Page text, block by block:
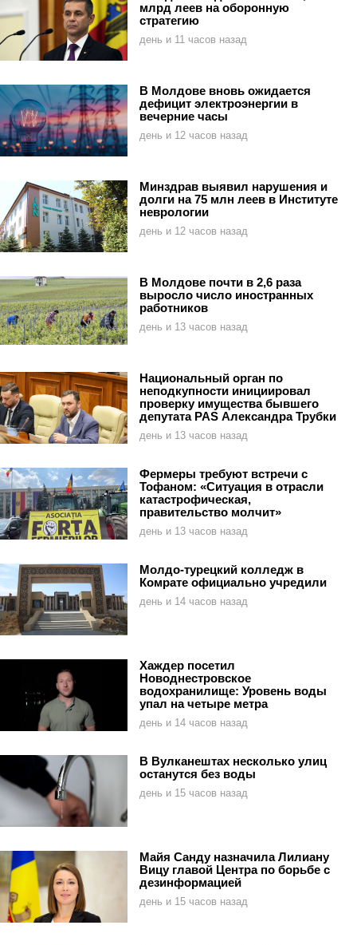
млрд леев на оборонную
стратегию
день и 11 часов назад
В Молдове вновь ожидается
дефицит электроэнергии в
вечерние часы
день и 12 часов назад
Минздрав выявил нарушения и
долги на 75 млн леев в Институте
неврологии
день и 12 часов назад
В Молдове почти в 2,6 раза
выросло число иностранных
работников
день и 13 часов назад
Национальный орган по
неподкупности инициировал
проверку имущества бывшего
депутата PAS Александра Трубки
день и 13 часов назад
Фермеры требуют встречи с
Тофаном: «Ситуация в отрасли
катастрофическая,
правительство молчит»
день и 13 часов назад
Молдо-турецкий колледж в
Комрате официально учредили
день и 14 часов назад
Хаждер посетил
Новоднестровское
водохранилище: Уровень воды
упал на четыре метра
день и 14 часов назад
В Вулканештах несколько улиц
останутся без воды
день и 15 часов назад
Майя Санду назначила Лилиану
Вицу главой Центра по борьбе с
дезинформацией
день и 15 часов назад